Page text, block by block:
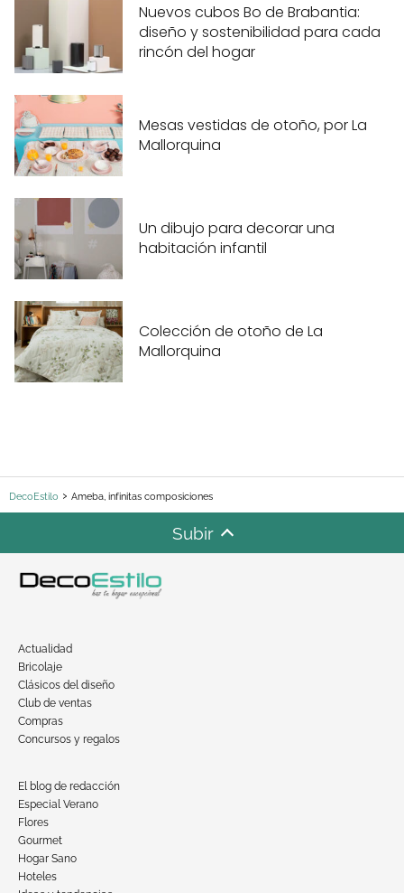
Nuevos cubos Bo de Brabantia:
diseño y sostenibilidad para cada
rincón del hogar
Mesas vestidas de otoño, por La
Mallorquina
Un dibujo para decorar una
habitación infantil
Colección de otoño de La
Mallorquina
DecoEstilo Ameba, infinitas composiciones
Subir
Actualidad
Bricolaje
Clásicos del diseño
Club de ventas
Compras
Concursos y regalos
El blog de redacción
Especial Verano
Flores
Gourmet
Hogar Sano
Hoteles